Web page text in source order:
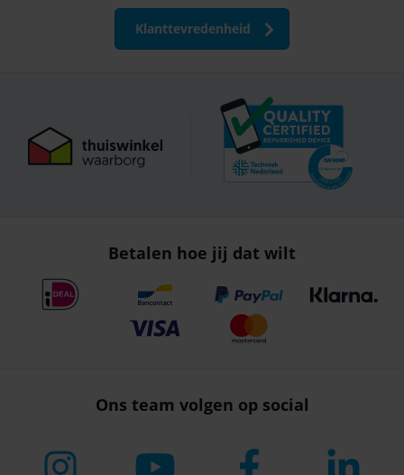
Klanttevredenheid
Betalen hoe jij dat wilt
Ons team volgen op social